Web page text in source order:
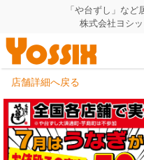
「や台ずし」な
株式会社ヨシ
HOME
企業情報
店舗詳細へ戻る